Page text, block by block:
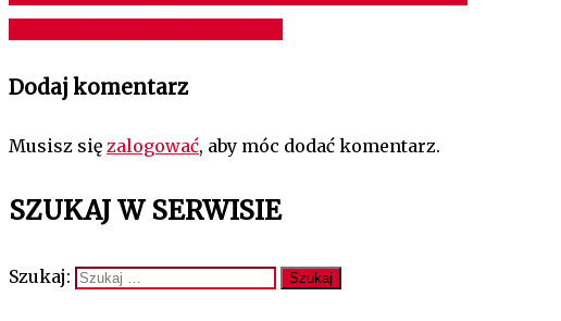
Dodaj komentarz
Musisz się zalogować, aby móc dodać komentarz.
SZUKAJ W SERWISIE
Szukaj: